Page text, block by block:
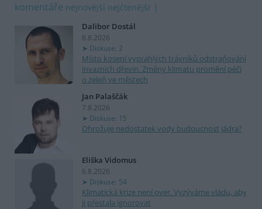
komentáře nejnovější nejčtenější
Dalibor Dostál
8.8.2026
Diskuse: 2
Místo kosení vyprahlých trávníků odstraňování
invazních dřevin. Změny klimatu promění péči
o zeleň ve městech
Jan Palaščák
7.8.2026
Diskuse: 15
Ohrožuje nedostatek vody budoucnost jádra?
Eliška Vidomus
6.8.2026
Diskuse: 54
Klimatická krize není over. Vyzýváme vládu, aby
ji přestala ignorovat